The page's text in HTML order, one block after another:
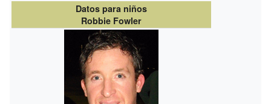
Datos para niños
Robbie Fowler